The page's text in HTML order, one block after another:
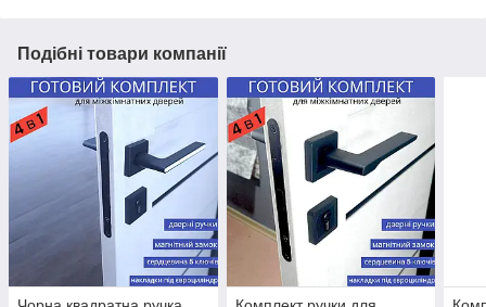
Подібні товари компанії